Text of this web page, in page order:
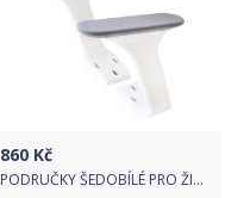
860 Kč
PODRUČKY ŠEDOBÍLÉ PRO ŽIDLE KLÁRA II A LAURA